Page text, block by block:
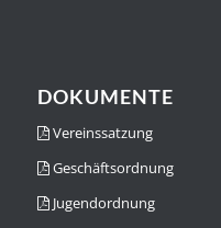
DOKUMENTE
Vereinssatzung
Geschäftsordnung
Jugendordnung